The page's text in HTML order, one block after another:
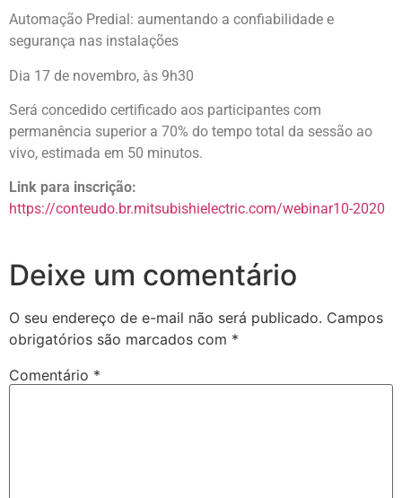
Automação Predial: aumentando a confiabilidade e
segurança nas instalações
Dia 17 de novembro, às 9h30
Será concedido certificado aos participantes com
permanência superior a 70% do tempo total da sessão ao
vivo, estimada em 50 minutos.
Link para inscrição:
https://conteudo.br.mitsubishielectric.com/webinar10-2020
Deixe um comentário
O seu endereço de e-mail não será publicado. Campos
obrigatórios são marcados com *
Comentário *